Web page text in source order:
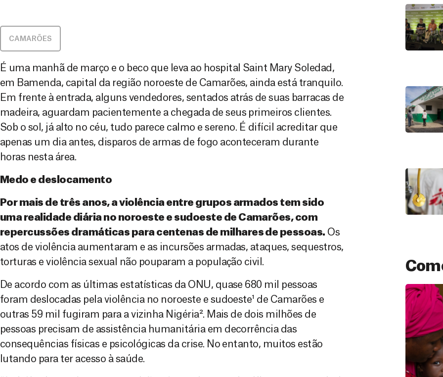
CAMARÕES
É uma manhã de março e o beco que leva ao hospital Saint Mary Soledad,
em Bamenda, capital da região noroeste de Camarões, ainda está tranquilo.
Em frente à entrada, alguns vendedores, sentados atrás de suas barracas de
madeira, aguardam pacientemente a chegada de seus primeiros clientes.
Sob o sol, já alto no céu, tudo parece calmo e sereno. É difícil acreditar que
apenas um dia antes, disparos de armas de fogo aconteceram durante
horas nesta área.
Medo e deslocamento
Por mais de três anos, a violência entre grupos armados tem sido
uma realidade diária no noroeste e sudoeste de Camarões, com
repercussões dramáticas para centenas de milhares de pessoas. Os
atos de violência aumentaram e as incursões armadas, ataques, sequestros,
torturas e violência sexual não pouparam a população civil.
De acordo com as últimas estatísticas da ONU, quase 680 mil pessoas
foram deslocadas pela violência no noroeste e sudoeste¹ de Camarões e
outras 59 mil fugiram para a vizinha Nigéria². Mais de dois milhões de
pessoas precisam de assistência humanitária em decorrência das
consequências físicas e psicológicas da crise. No entanto, muitos estão
lutando para ter acesso à saúde.